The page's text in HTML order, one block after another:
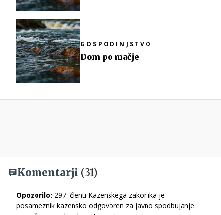
GOSPODINJSTVO
Dom po mačje
Komentarji (31)
Opozorilo: 297. členu Kazenskega zakonika je
posameznik kazensko odgovoren za javno spodbujanje